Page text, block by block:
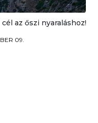
az őszi nyaraláshoz!
09.